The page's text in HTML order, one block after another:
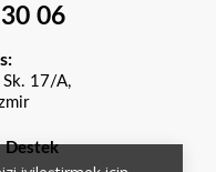
06
Sk. 17/A,
Destek